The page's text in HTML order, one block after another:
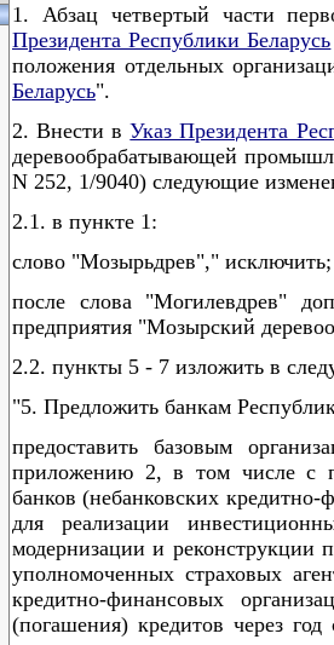
1. Абзац четвертый части
Президента Республики Беларусь
положения отдельных
Беларусь".
2. Внести вУказ Президента
деревообрабатывающей
N 252, 1/9040) следующие
2.1. в пункте 1:
слово "Мозырьдрев"," исключить;
после слова "Могилевдрев"
предприятия "Мозырский
2.2. пункты 5 - 7 изложить в
"5. Предложить банкам
предоставить базовым
приложению 2, в том числе с
банков (небанковских
для реализации
модернизации и реконструкции
уполномоченных страховых
кредитно-финансовых
(погашения) кредитов через